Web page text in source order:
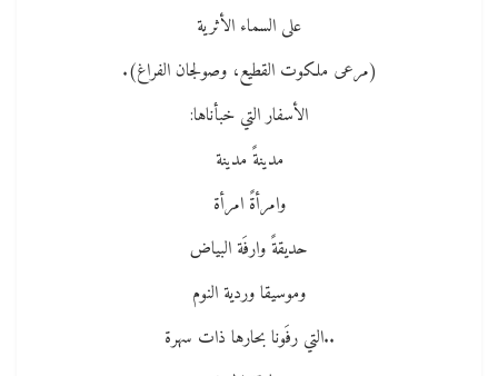
على السماء الأثرية
(مرعى ملكوت القطيع، وصولجان الفراغ).
الأسفار التي خبأناها:
مدينةً مدينة
وامرأةً امرأة
حديقةً وارفَة البياض
وموسيقا وردية النوم
..التي رفَونا بحارها ذات سهرة